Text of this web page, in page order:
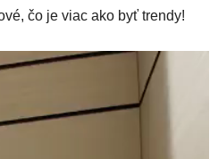
čo je viac ako byť trendy!